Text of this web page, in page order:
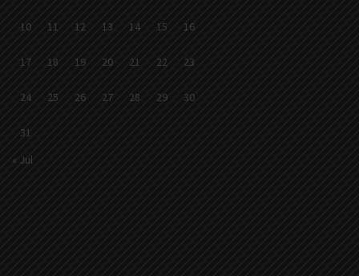
10 11 12 13 14 15 16
17 18 19 20 21 22 23
24 25 26 27 28 29 30
31
« Jul